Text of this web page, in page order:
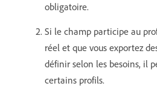
obligatoire.
Si le champ participe au
réel et que vous exportez
définir selon les besoins, il
certains profils.